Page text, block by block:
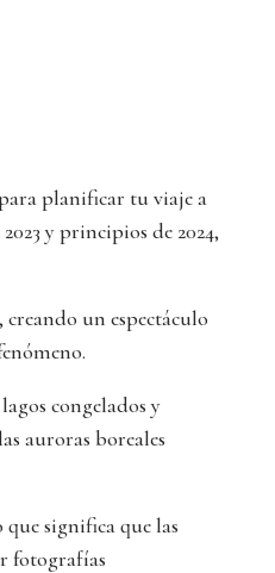
para planificar tu viaje a
y principios de 2024,
un espectáculo
congelados y
auroras boreales
significa que las
fotografías